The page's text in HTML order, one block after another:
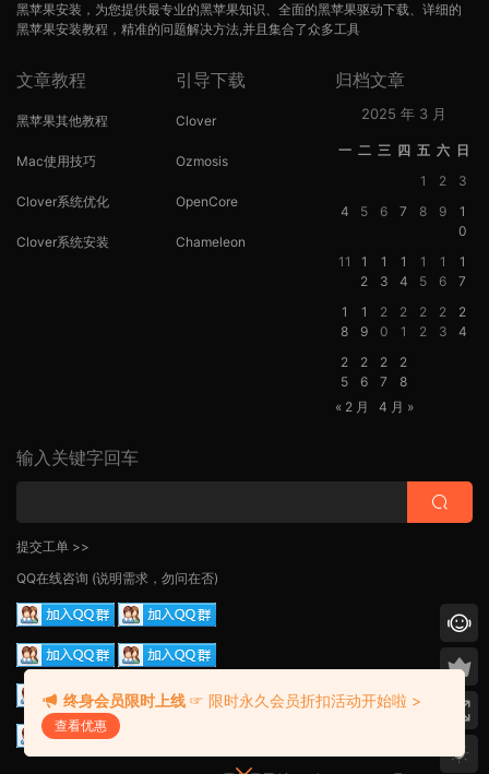
黑苹果安装，为您提供最专业的黑苹果知识、全面的黑苹果驱动下载、详细的
黑苹果安装教程，精准的问题解决方法,并且集合了众多工具
文章教程
黑苹果其他教程
Mac使用技巧
Clover系统优化
Clover系统安装
引导下载
Clover
Ozmosis
OpenCore
Chameleon
归档文章
2025 年 3 月
一 二 三 四 五 六 日
1
2
3
4
5 6 7 8 9
1
0
11
1
2
1
3
1
4
1
5
1
6
1
7
1
8
1
9
2
0
2
1
2
2
2
3
2
4
2
5
2
6
2
7
2
8
« 2 月
4 月 »
输入关键字回车
提交工单 >>
QQ在线咨询 (说明需求，勿问在否)
终身会员限时上线 ☞ 限时永久会员折扣活动开始啦 >
查看优惠